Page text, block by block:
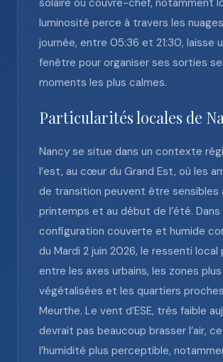
solaire ou couvre-chef, notamment
luminosité perce à travers les
journée, entre 05:36 et 21:30, laisse
fenêtre pour organiser ses sorties
moments les plus calmes.
Particularités locales de
Nancy se situe dans un contexte
l’est, au cœur du Grand Est, où les
de transition peuvent être sensibles
printemps et au début de l’été. Dans
configuration couverte et humide
du Mardi 2 juin 2026, le ressenti local
entre les axes urbains, les zones plus
végétalisées et les quartiers
Meurthe. Le vent d’ESE, très faible
devrait pas beaucoup brasser l’air,
l’humidité plus perceptible,